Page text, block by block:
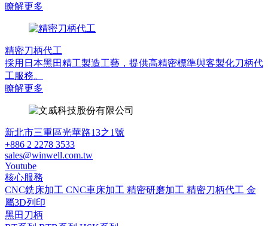
瞭解更多
精密刀柄代工
採用日本黑田精工製造工藝，提供高精密標準與客製化刀柄代
工服務。
瞭解更多
新北市三重區光華路13之1號
+886 2 2278 3533
sales@winwell.com.tw
Youtube
核心服務
CNC銑床加工 CNC車床加工 精密研磨加工 精密刀柄代工 金
屬3D列印
黑田刀柄